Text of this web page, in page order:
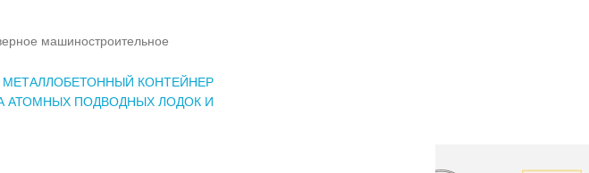
машиностроительное
КОНТЕЙНЕР
АТОМНЫХ ПОДВОДНЫХ ЛОДОК И